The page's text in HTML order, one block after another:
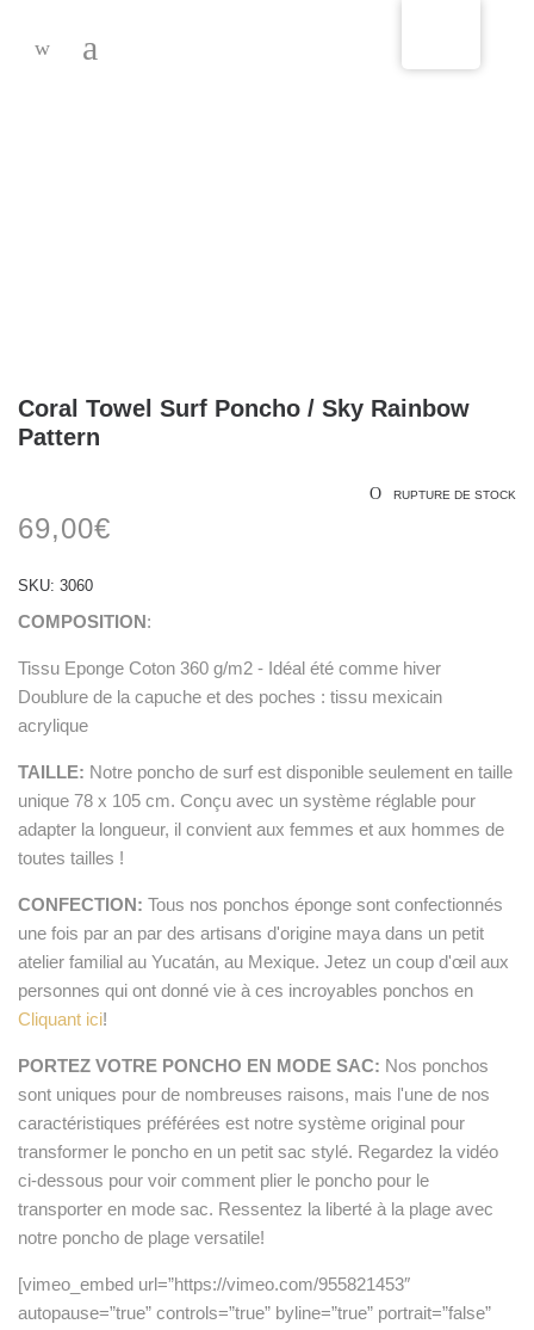
Coral Towel Surf Poncho / Sky Rainbow
Pattern
RUPTURE DE STOCK
69,00€
SKU: 3060
COMPOSITION:
Tissu Eponge Coton 360 g/m2 - Idéal été comme hiver
Doublure de la capuche et des poches : tissu mexicain
acrylique
TAILLE: Notre poncho de surf est disponible seulement en taille
unique 78 x 105 cm. Conçu avec un système réglable pour
adapter la longueur, il convient aux femmes et aux hommes de
toutes tailles !
CONFECTION: Tous nos ponchos éponge sont confectionnés
une fois par an par des artisans d'origine maya dans un petit
atelier familial au Yucatán, au Mexique. Jetez un coup d'œil aux
personnes qui ont donné vie à ces incroyables ponchos en
Cliquant ici!
PORTEZ VOTRE PONCHO EN MODE SAC: Nos ponchos
sont uniques pour de nombreuses raisons, mais l'une de nos
caractéristiques préférées est notre système original pour
transformer le poncho en un petit sac stylé. Regardez la vidéo
ci-dessous pour voir comment plier le poncho pour le
transporter en mode sac. Ressentez la liberté à la plage avec
notre poncho de plage versatile!
[vimeo_embed url=”https://vimeo.com/955821453″
autopause=”true” controls=”true” byline=”true” portrait=”false”